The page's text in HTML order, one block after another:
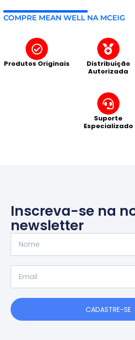
COMPRE MEAN WELL NA MCEIG
Produtos Originais
Distribuição
Autorizada
Suporte
Especializado
Inscreva-se na
newsletter
CADASTRE-SE